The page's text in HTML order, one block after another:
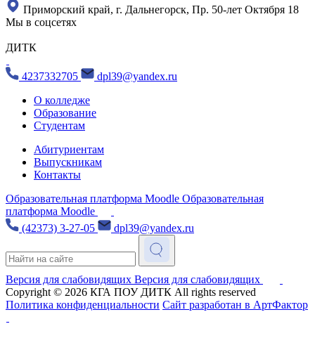
Приморский край, г. Дальнегорск, Пр. 50-лет Октября 18
Мы в соцсетях
ДИТК
4237332705
dpl39@yandex.ru
О колледже
Образование
Студентам
Абитуриентам
Выпускникам
Контакты
Образовательная платформа Moodle Образовательная
платформа Moodle
(42373) 3-27-05
dpl39@yandex.ru
Версия для слабовидящих Версия для слабовидящих
Copyright © 2026 КГА ПОУ ДИТК All rights reserved
Политика конфиденциальности Сайт разработан в АртФактор